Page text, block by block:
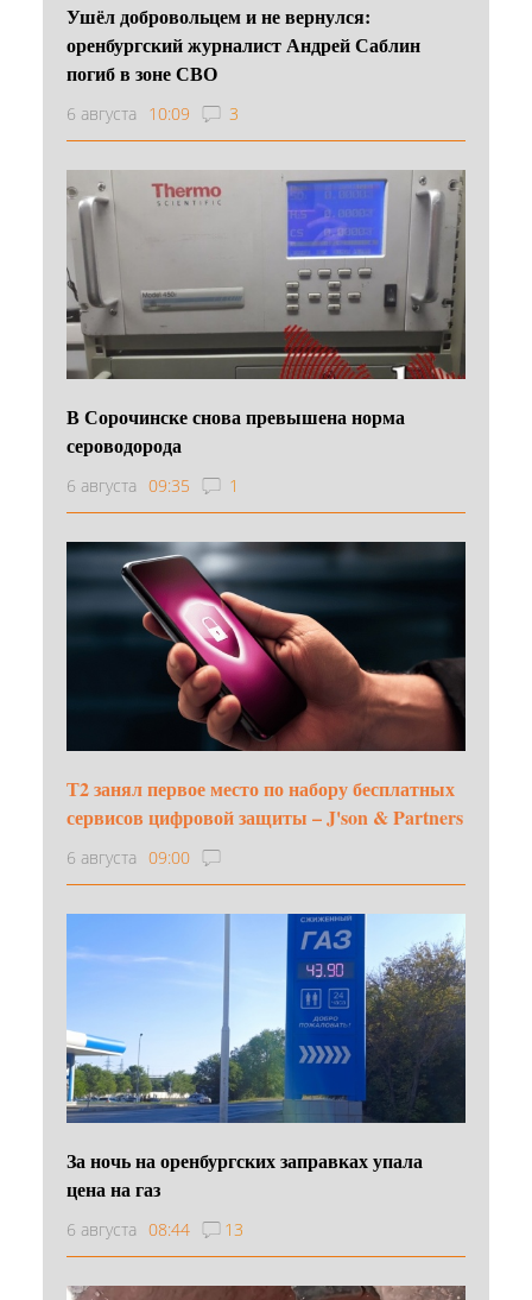
Ушёл добровольцем и не вернулся:
оренбургский журналист Андрей Саблин
погиб в зоне СВО
6 августа 10:09 3
В Сорочинске снова превышена норма
сероводорода
6 августа 09:35 1
Т2 занял первое место по набору бесплатных
сервисов цифровой защиты – J'son & Partners
6 августа 09:00
За ночь на оренбургских заправках упала
цена на газ
6 августа 08:44 13